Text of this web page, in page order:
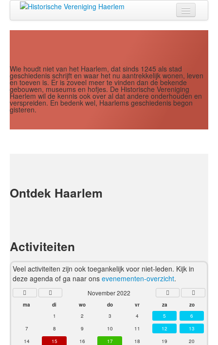
Zien
Lezen
Over ons
Wie houdt niet van het Haarlem, dat sinds 1245 als stad
geschiedenis schrijft en waar het nu aantrekkelijk wonen, leven
en toeven is. Er is zoveel meer te vinden dan de bekende
gebouwen, museums en hofjes. De Historische Vereniging
Haerlem wil de kennis ook over al dat andere onderhouden en
verspreiden. En bedenk wel, Haarlems geschiedenis begon
gisteren.
Ontdek Haarlem
Activiteiten
Veel activiteiten zijn ook toegankelijk voor niet-leden. Kijk in
deze agenda of ga naar ons evenementen-overzicht.
Jaar Maand Jaar
Maand
November 2022
ma di wo do vr za
zo
1
2 3 4 5
6
7
8 9 10 11 12
13
14
15 16 17 18 19
20